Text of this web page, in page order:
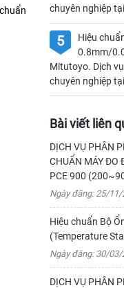
chuyên nghiệp
5
Hiệu
0.8mm/
Mitutoyo. Dịch
chuyên nghiệp
Bài viết liên
DỊCH VỤ PHÂN
CHUẨN MÁY ĐO
PCE 900
Ngày đăng: 25/11/
Hiệu chuẩn Bộ
(Temperature
Ngày đăng: 30/03/
DỊCH VỤ PHÂN